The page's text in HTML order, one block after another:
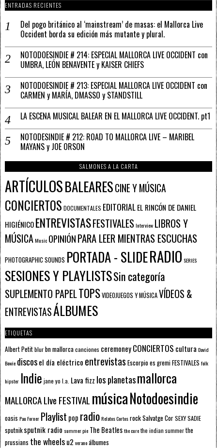
ENTRADAS RECIENTES
Del pogo británico al ‘mainstream’ de masas: el Mallorca Live
Occident borda su edición más mutante y plural.
NOTODOESINDIE # 214: ESPECIAL MALLORCA LIVE OCCIDENT con
UMBRA, LEÓN BENAVENTE y KAISER CHIEFS
NOTODOESINDIE # 213: ESPECIAL MALLORCA LIVE OCCIDENT con
CARMEN y MARÍA, DMASSO y STANDSTILL
LA ESCENA MUSICAL BALEAR EN EL MALLORCA LIVE OCCIDENT. pt1
NOTODESINDIE # 212: ROAD TO MALLORCA LIVE – MARIBEL
MAYANS y JOE ORSON
SALMONES A LA CARTA
ARTÍCULOSBALEARESCINE Y MÚSICA
CONCIERTOS DOCUMENTALES EDITORIALEL RINCÓN DE DANIEL
HIGIÉNICOENTREVISTASFESTIVALESInterview LIBROS Y
MÚSICAMusic OPINIÓNPARA LEER MIENTRAS ESCUCHAS
PHOTOGRAPHIC SOUNDS PORTADA - SLIDERADIO SERIES
SESIONES Y PLAYLISTSSin categoría
SUPLEMENTO PAPELTOPSVIDEOJUEGOS Y MÚSICAVÍDEOS &
ENTREVISTASÁLBUMES
ETIQUETAS
Albert Petitblurbn mallorcacanciones ceremoneyCONCIERTOS cultura David
Bowie discosel día eléctrico entrevistas Escorpioes gremiFESTIVALES folk
hipster Indie jane yo l.a. Lava fizz los planetasmallorca
MALLORCA LIve FESTIVAL músicaNotodoesindie
oasis Pau Forner Playlist pop radioRelatos CortosrockSalvatge CorSEXY SADIE
sputnik sputnik radio summer pie The Beatlesthe curethe indian summerthe
prussians the wheelsu2 veranoálbumes